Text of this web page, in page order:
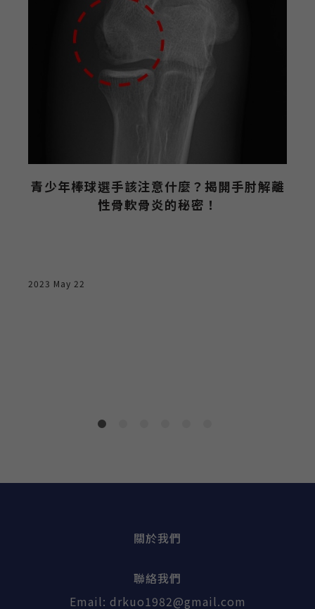
青少年棒球選手該注意什麼？揭開手肘解離
性骨軟骨炎的秘密！
2023 May 22
關於我們
聯絡我們
Email: drkuo1982@gmail.com